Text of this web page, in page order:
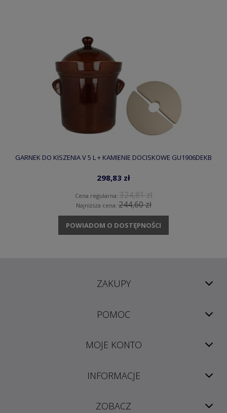
GARNEK DO KISZENIA V 5 L + KAMIENIE DOCISKOWE GU1906DEKB
298,83 zł
Cena regularna: 324,81 zł
Najniższa cena:244,60 zł
POWIADOM O DOSTĘPNOŚCI
ZAKUPY
POMOC
MOJE KONTO
INFORMACJE
ZOBACZ